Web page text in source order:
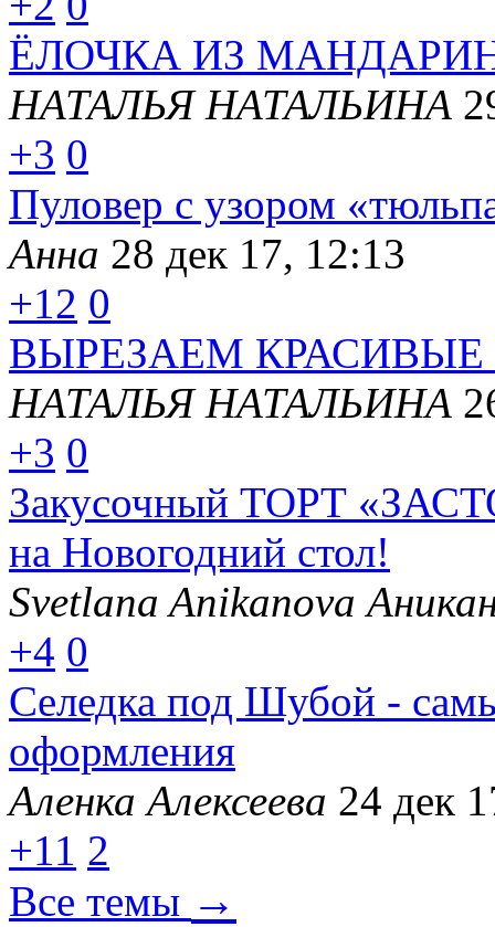
ЁЛОЧКА ИЗ
НАТАЛЬЯ НАТАЛЬИНА
+3 0
Пуловер с узором
Анна 28 дек 17, 12:13
+12 0
ВЫРЕЗАЕМ
НАТАЛЬЯ НАТАЛЬИНА
+3 0
Закусочный ТОРТ
на Новогодний стол!
Svetlana Anikanova
+4 0
Селедка под Шубой -
оформления
Аленка Алексеева 24 дек
+11 2
Все темы →